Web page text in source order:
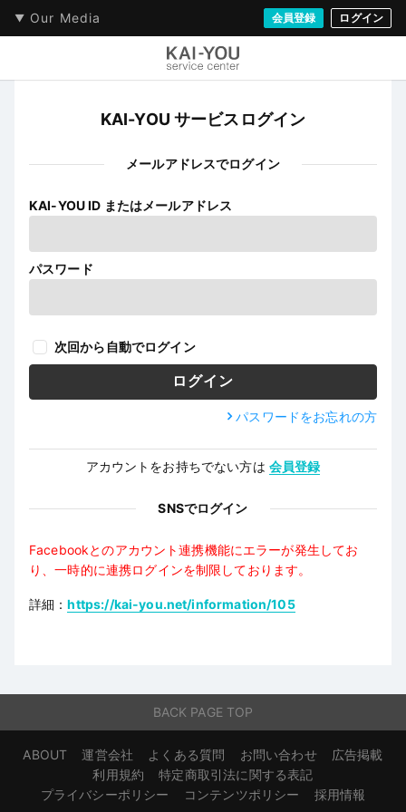
Our Media 会員登録 ログイン
KAI-YOU サービスログイン
メールアドレスでログイン
KAI-YOU ID またはメールアドレス
パスワード
次回から自動でログイン
パスワードをお忘れの方
アカウントをお持ちでない方は 会員登録
SNSでログイン
Facebookとのアカウント連携機能にエラーが発生してお
り、一時的に連携ログインを制限しております。
詳細：https://kai-you.net/information/105
BACK PAGE TOP
ABOUT 運営会社 よくある質問 お問い合わせ
広告掲載
利用規約
特定商取引法に関する表記
プライバシーポリシー
コンテンツポリシー 採用情報